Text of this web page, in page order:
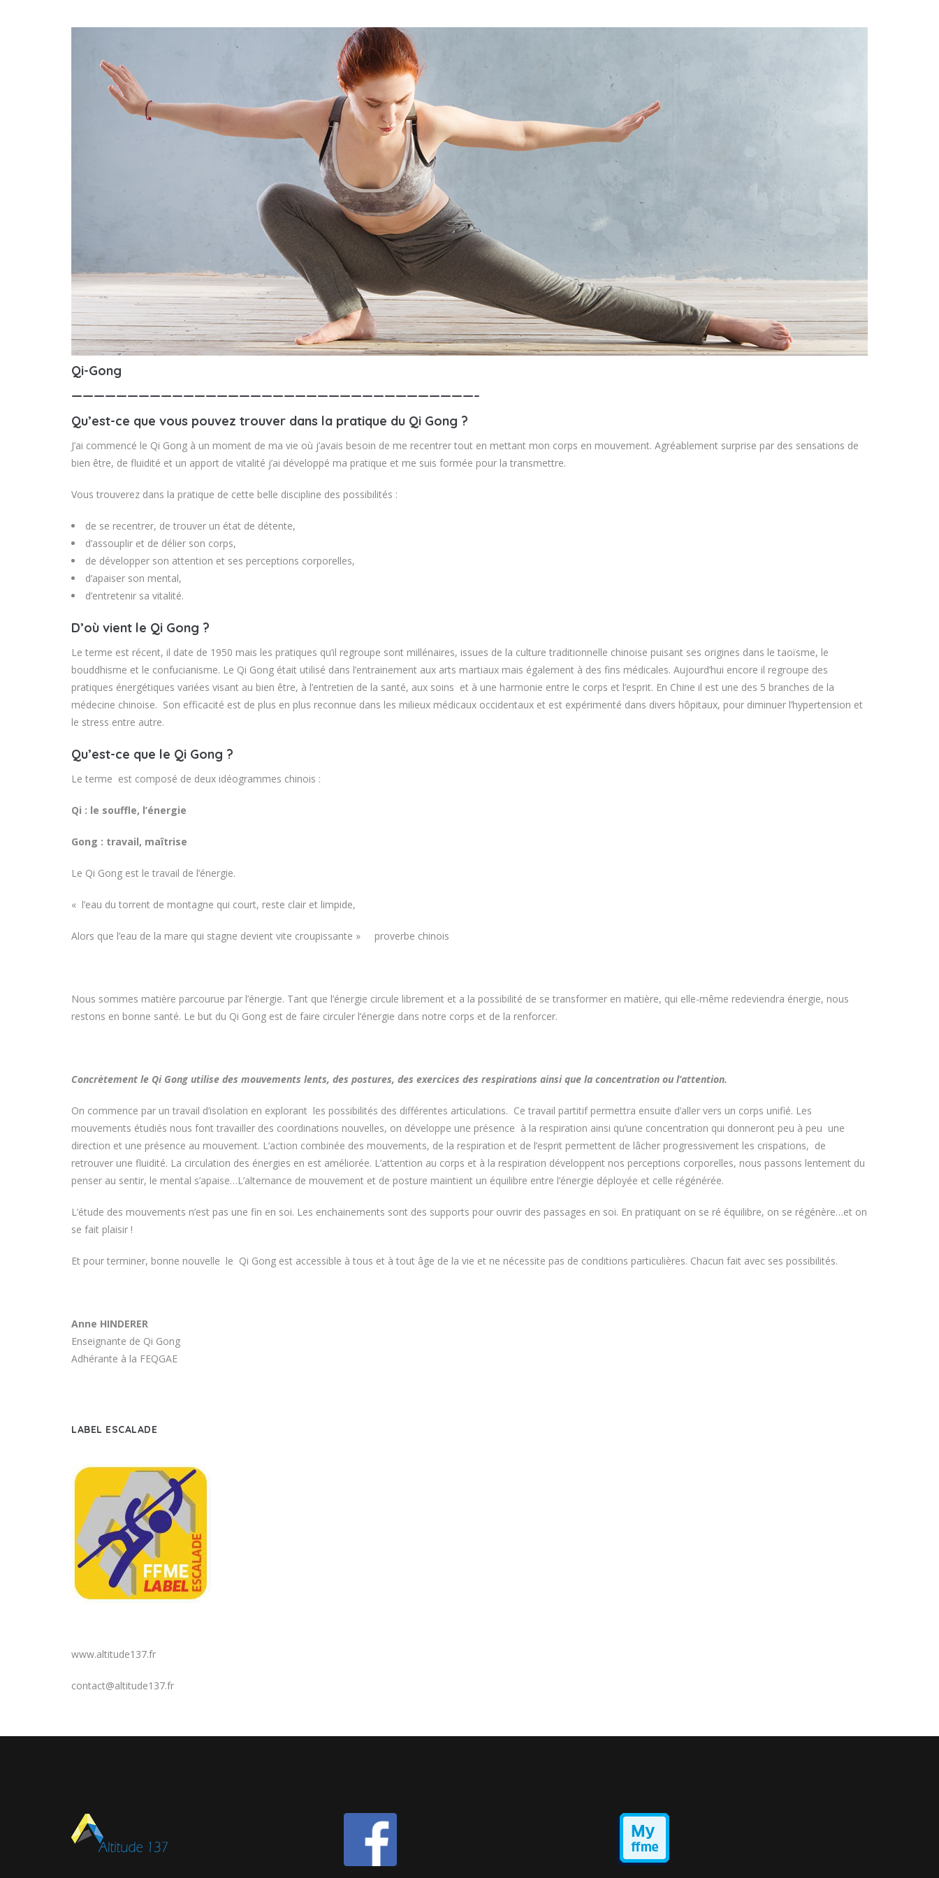
Qi-Gong
————————————————————————————————————–
Qu’est-ce que vous pouvez trouver dans la pratique du Qi Gong ?
J’ai commencé le Qi Gong à un moment de ma vie où j’avais besoin de me recentrer tout en mettant mon corps en mouvement. Agréablement surprise par des sensations de
bien être, de fluidité et un apport de vitalité j’ai développé ma pratique et me suis formée pour la transmettre.
Vous trouverez dans la pratique de cette belle discipline des possibilités :
de se recentrer, de trouver un état de détente,
d’assouplir et de délier son corps,
de développer son attention et ses perceptions corporelles,
d’apaiser son mental,
d’entretenir sa vitalité.
D’où vient le Qi Gong ?
Le terme est récent, il date de 1950 mais les pratiques qu’il regroupe sont millénaires, issues de la culture traditionnelle chinoise puisant ses origines dans le taoïsme, le
bouddhisme et le confucianisme. Le Qi Gong était utilisé dans l’entrainement aux arts martiaux mais également à des fins médicales. Aujourd’hui encore il regroupe des
pratiques énergétiques variées visant au bien être, à l’entretien de la santé, aux soins et à une harmonie entre le corps et l’esprit. En Chine il est une des 5 branches de la
médecine chinoise. Son efficacité est de plus en plus reconnue dans les milieux médicaux occidentaux et est expérimenté dans divers hôpitaux, pour diminuer l’hypertension et
le stress entre autre.
Qu’est-ce que le Qi Gong ?
Le terme est composé de deux idéogrammes chinois :
Qi : le souffle, l’énergie
Gong : travail, maîtrise
Le Qi Gong est le travail de l’énergie.
« l’eau du torrent de montagne qui court, reste clair et limpide,
Alors que l’eau de la mare qui stagne devient vite croupissante » proverbe chinois
Nous sommes matière parcourue par l’énergie. Tant que l’énergie circule librement et a la possibilité de se transformer en matière, qui elle-même redeviendra énergie, nous
restons en bonne santé. Le but du Qi Gong est de faire circuler l’énergie dans notre corps et de la renforcer.
Concrètement le Qi Gong utilise des mouvements lents, des postures, des exercices des respirations ainsi que la concentration ou l’attention.
On commence par un travail d’isolation en explorant les possibilités des différentes articulations. Ce travail partitif permettra ensuite d’aller vers un corps unifié. Les
mouvements étudiés nous font travailler des coordinations nouvelles, on développe une présence à la respiration ainsi qu’une concentration qui donneront peu à peu une
direction et une présence au mouvement. L’action combinée des mouvements, de la respiration et de l’esprit permettent de lâcher progressivement les crispations, de
retrouver une fluidité. La circulation des énergies en est améliorée. L’attention au corps et à la respiration développent nos perceptions corporelles, nous passons lentement du
penser au sentir, le mental s’apaise…L’alternance de mouvement et de posture maintient un équilibre entre l’énergie déployée et celle régénérée.
L’étude des mouvements n’est pas une fin en soi. Les enchainements sont des supports pour ouvrir des passages en soi. En pratiquant on se ré équilibre, on se régénère…et on
se fait plaisir !
Et pour terminer, bonne nouvelle le Qi Gong est accessible à tous et à tout âge de la vie et ne nécessite pas de conditions particulières. Chacun fait avec ses possibilités.
Anne HINDERER
Enseignante de Qi Gong
Adhérante à la FEQGAE
LABEL ESCALADE
www.altitude137.fr
contact@altitude137.fr